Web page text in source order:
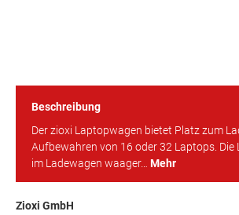
Beschreibung
Der zioxi Laptopwagen bietet Platz zum
Aufbewahren von 16 oder 32 Laptops. Die
im Ladewagen waager… Mehr
Zioxi GmbH